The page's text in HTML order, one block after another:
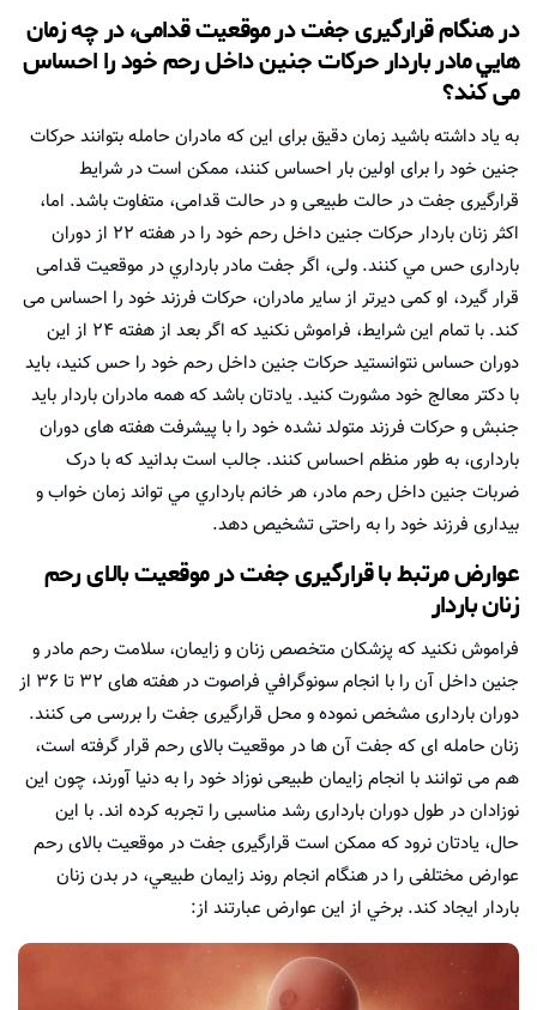
در هنگام قرارگیری جفت در موقعیت قدامی، در چه زمان
هايي مادر باردار حرکات جنین داخل رحم خود را احساس
می کند؟
به یاد داشته باشید زمان دقیق برای این که مادران حامله بتوانند حرکات
جنین خود را برای اولین بار احساس کنند، ممکن است در شرايط
قرارگیری جفت در حالت طبیعی و در حالت قدامی، متفاوت باشد. اما،
اکثر زنان باردار حرکات جنین داخل رحم خود را در هفته ۲۲ از دوران
بارداری حس مي كنند. ولی، اگر جفت مادر بارداري در موقعیت قدامی
قرار گیرد، او کمی دیرتر از ساير مادران، حرکات فرزند خود را احساس می
کند. با تمام این شرایط، فراموش نکنید كه اگر بعد از هفته ۲۴ از اين
دوران حساس نتوانستید حرکات جنین داخل رحم خود را حس کنید، باید
با دکتر معالج خود مشورت کنید. یادتان باشد که همه مادران باردار باید
جنبش و حرکات فرزند متولد نشده خود را با پیشرفت هفته های دوران
بارداری، به طور منظم احساس کنند. جالب است بدانيد كه با درک
ضربات جنين داخل رحم مادر، هر خانم بارداري مي تواند زمان خواب و
بیداری فرزند خود را به راحتی تشخیص دهد.
عوارض مرتبط با قرارگیری جفت در موقعیت بالای رحم
زنان باردار
فراموش نکنید كه پزشکان متخصص زنان و زايمان، سلامت رحم مادر و
جنین داخل آن را با انجام سونوگرافي فراصوت در هفته های ۳۲ تا ۳۶ از
دوران بارداری مشخص نموده و محل قرارگیری جفت را بررسی می کنند.
زنان حامله ای که جفت آن ها در موقعیت بالای رحم قرار گرفته است،
هم می توانند با انجام زایمان طبیعی نوزاد خود را به دنیا آورند، چون این
نوزادان در طول دوران بارداری رشد مناسبی را تجربه کرده اند. با این
حال، یادتان نرود كه ممکن است قرارگیری جفت در موقعیت بالای رحم
عوارض مختلفی را در هنگام انجام روند زایمان طبيعي، در بدن زنان
باردار ایجاد کند. برخي از اين عوارض عبارتند از: